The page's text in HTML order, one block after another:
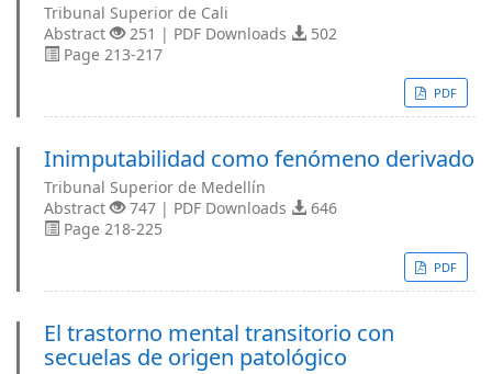
Tribunal Superior de Cali
Abstract
251 | PDF Downloads
502
Page 213-217
PDF
Inimputabilidad como fenómeno derivado
Tribunal Superior de Medellín
Abstract
747 | PDF Downloads
646
Page 218-225
PDF
El trastorno mental transitorio con
secuelas de origen patológico